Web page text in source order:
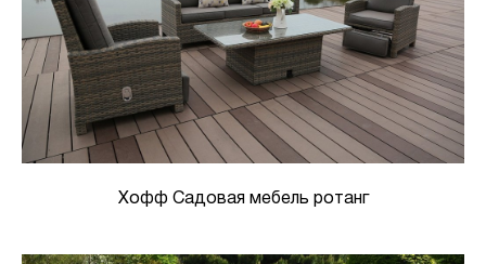
Хофф Садовая мебель ротанг